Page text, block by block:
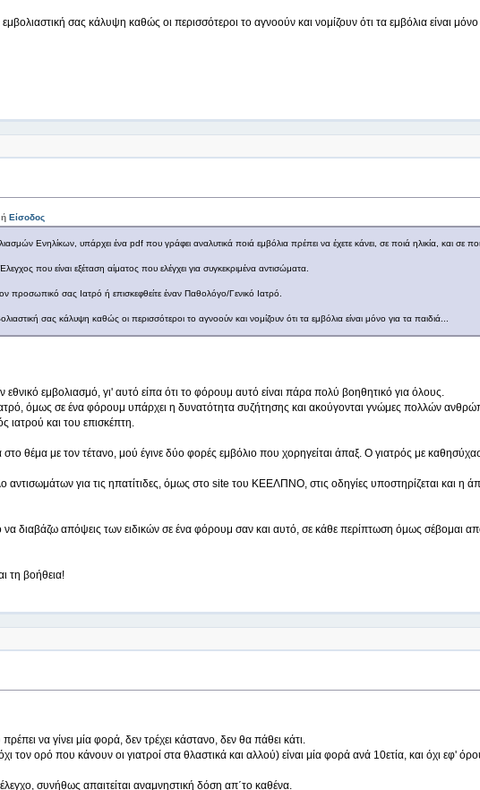
σας κάλυψη καθώς οι περισσότεροι το αγνοούν και νομίζουν ότι τα εμβόλια είναι μόνο
Είσοδος
Ενηλίκων, υπάρχει ένα pdf που γράφει αναλυτικά ποιά εμβόλια πρέπει να έχετε κάνει, σε ποιά ηλικία, και σε
που είναι εξέταση αίματος που ελέγχει για συγκεκριμένα αντισώματα.
προσωπικό σας Ιατρό ή επισκεφθείτε έναν Παθολόγο/Γενικό Ιατρό.
σας κάλυψη καθώς οι περισσότεροι το αγνοούν και νομίζουν ότι τα εμβόλια είναι μόνο για τα παιδιά...
εμβολιασμό, γι' αυτό είπα ότι το φόρουμ αυτό είναι πάρα πολύ βοηθητικό για όλους.
όμως σε ένα φόρουμ υπάρχει η δυνατότητα συζήτησης και ακούγονται γνώμες πολλών
ιατρού και του επισκέπτη.
θέμα με τον τέτανο, μού έγινε δύο φορές εμβόλιο που χορηγείται άπαξ. Ο γιατρός με
αντισωμάτων για τις ηπατίτιδες, όμως στο site του ΚΕΕΛΠΝΟ, στις οδηγίες υποστηρίζεται και η
διαβάζω απόψεις των ειδικών σε ένα φόρουμ σαν και αυτό, σε κάθε περίπτωση όμως σέβομαι
τη βοήθεια!
να γίνει μία φορά, δεν τρέχει κάστανο, δεν θα πάθει κάτι.
τον ορό που κάνουν οι γιατροί στα θλαστικά και αλλού) είναι μία φορά ανά 10ετία, και όχι εφ'
έλεγχο, συνήθως απαιτείται αναμνηστική δόση απ΄το καθένα.